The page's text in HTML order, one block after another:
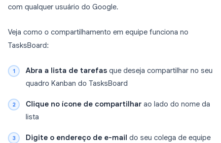
com qualquer usuário do Google.
Veja como o compartilhamento em equipe funciona no
TasksBoard:
Abra a lista de tarefas que deseja compartilhar no seu
quadro Kanban do TasksBoard
Clique no ícone de compartilhar ao lado do nome da
lista
Digite o endereço de e-mail do seu colega de equipe